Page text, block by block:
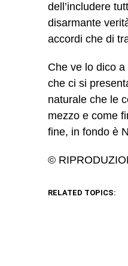
dell’includere
disarmante
accordi che di
Che ve lo dico
che ci si
naturale che le
mezzo e come
fine, in fondo è
©
RELATED TOPICS: